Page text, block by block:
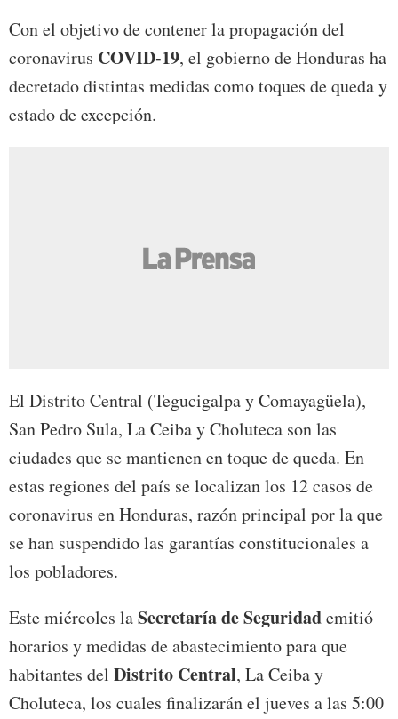
Con el objetivo de contener la propagación del
coronavirus COVID-19, el gobierno de Honduras ha
decretado distintas medidas como toques de queda y
estado de excepción.
El Distrito Central (Tegucigalpa y Comayagüela),
San Pedro Sula, La Ceiba y Choluteca son las
ciudades que se mantienen en toque de queda. En
estas regiones del país se localizan los 12 casos de
coronavirus en Honduras, razón principal por la que
se han suspendido las garantías constitucionales a
los pobladores.
Este miércoles laSecretaría de Seguridademitió
horarios y medidas de abastecimiento para que
habitantes del Distrito Central, La Ceiba y
Choluteca, los cuales finalizarán el jueves a las 5:00